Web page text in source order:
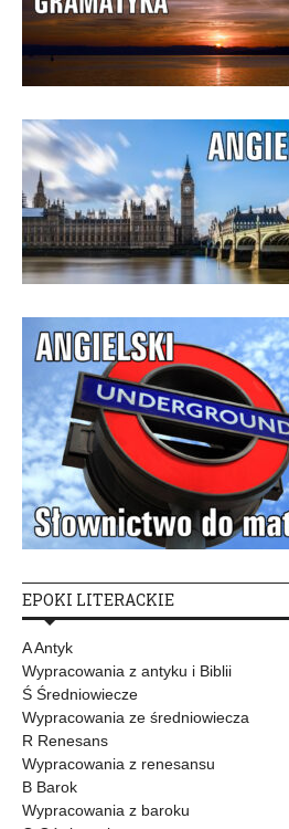
EPOKI LITERACKIE
A Antyk
Wypracowania z antyku i Biblii
Ś Średniowiecze
Wypracowania ze średniowiecza
R Renesans
Wypracowania z renesansu
B Barok
Wypracowania z baroku